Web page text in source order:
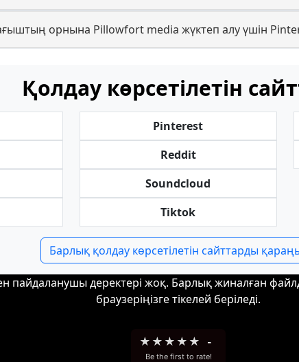
орнына Pillowfort media жүктеп алу үшін
Қолдау көрсетілетін
Pinterest
Reddit
Soundcloud
Tiktok
Барлық қолдау көрсетілетін сайттарды
пайдаланушы деректері жоқ. Барлық жиналған
браузеріңізге тікелей беріледі.
★ ★ ★ ★ ★ -
Be the first to rate!